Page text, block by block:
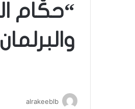
“حكّام
alrakeeblb